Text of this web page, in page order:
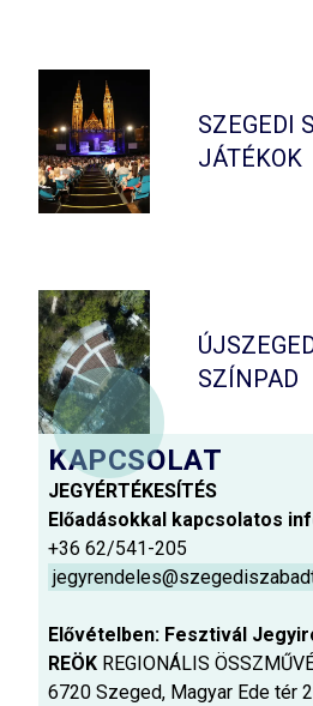
SZEGEDI
JÁTÉKOK
SZÍNPAD
KAPCSOLAT
JEGYÉRTÉKESÍTÉS
Előadásokkal kapcsolatos
+36 62/541-205
Elővételben: Fesztivál
REÖK REGIONÁLIS
6720 Szeged, Magyar Ede tér